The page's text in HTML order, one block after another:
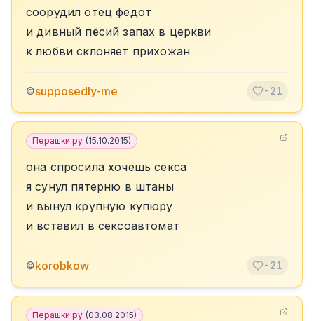
соорудил отец федот
и дивный пёсий запах в церкви
к любви склоняет прихожан
©supposedly-me -21
Перашки.ру (15.10.2015)
она спросила хочешь секса
я сунул пятерню в штаны
и вынул крупную купюру
и вставил в сексоавтомат
©korobkow -21
Перашки.ру (03.08.2015)